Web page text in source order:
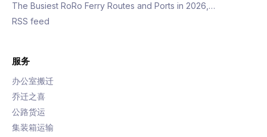
The Busiest RoRo Ferry Routes and Ports in 2026,…
RSS feed
服务
办公室搬迁
乔迁之喜
公路货运
集装箱运输